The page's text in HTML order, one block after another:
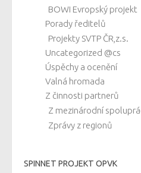
BOWI Evropský projekt
Porady ředitelů
Projekty SVTP ČR,z.s.
Uncategorized @cs
Úspěchy a ocenění
Valná hromada
Z činnosti partnerů
Z mezinárodní
Zprávy z regionů
SPINNET PROJEKT OPVK